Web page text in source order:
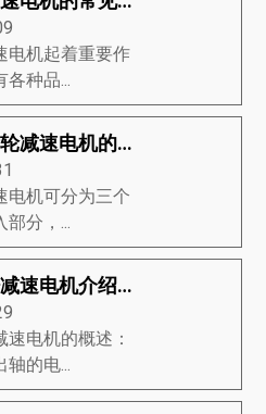
电机起着重要作
各种品...
硬化斜齿轮减速电机的传动与特点
电机可分为三个
部分，...
涡轮蜗杆减速电机介绍-涡轮蜗杆减速电机的特征、产品规格、接线方法等知识详解
速电机的概述：
轴的电...